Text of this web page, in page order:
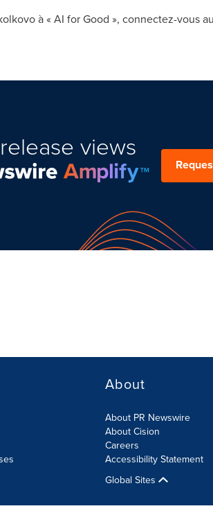
à « AI for Good », connectez-vous au
views
About
About PR Newswire
About Cision
Careers
Accessibility Statement
Global Sites